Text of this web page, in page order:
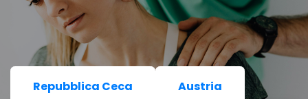
Repubblica Ceca Austria